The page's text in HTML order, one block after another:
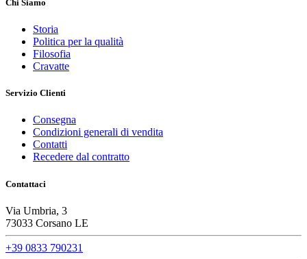
Chi Siamo
Storia
Politica per la qualità
Filosofia
Cravatte
Servizio Clienti
Consegna
Condizioni generali di vendita
Contatti
Recedere dal contratto
Contattaci
Via Umbria, 3
73033 Corsano LE
+39 0833 790231